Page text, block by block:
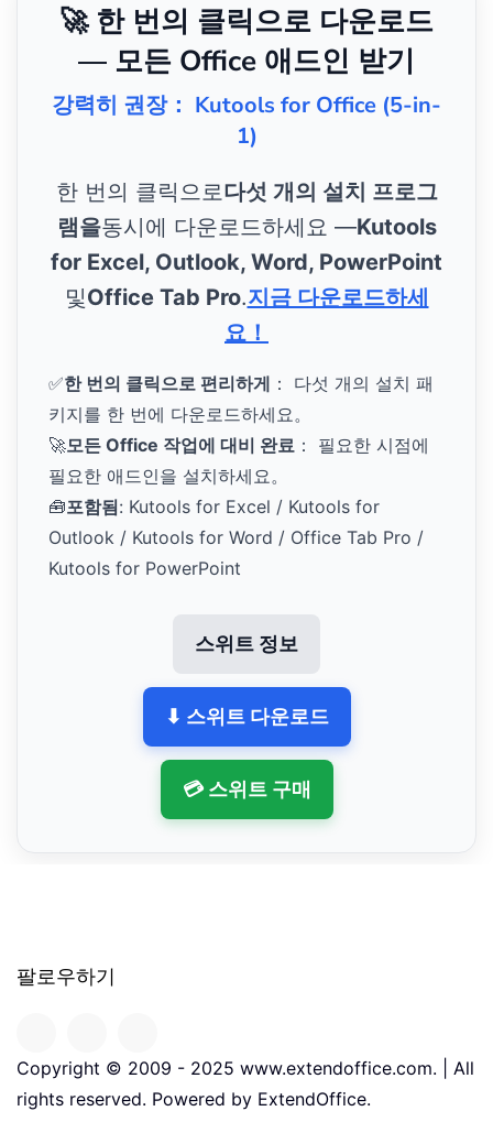
🚀 한 번의 클릭으로 다운로드
— 모든 Office 애드인 받기
강력히 권장： Kutools for Office (5-in-
1)
한 번의 클릭으로다섯 개의 설치 프로그
램을동시에 다운로드하세요 —Kutools
for Excel, Outlook, Word, PowerPoint
및Office Tab Pro.지금 다운로드하세
요！
✅한 번의 클릭으로 편리하게 ： 다섯 개의 설치 패
키지를 한 번에 다운로드하세요。
🚀모든 Office 작업에 대비 완료 ： 필요한 시점에
필요한 애드인을 설치하세요。
🧰포함됨: Kutools for Excel / Kutools for
Outlook / Kutools for Word / Office Tab Pro /
Kutools for PowerPoint
스위트 정보
⬇ 스위트 다운로드
💳 스위트 구매
팔로우하기
Copyright © 2009 - 2025 www.extendoffice.com. | All
rights reserved. Powered by ExtendOffice.